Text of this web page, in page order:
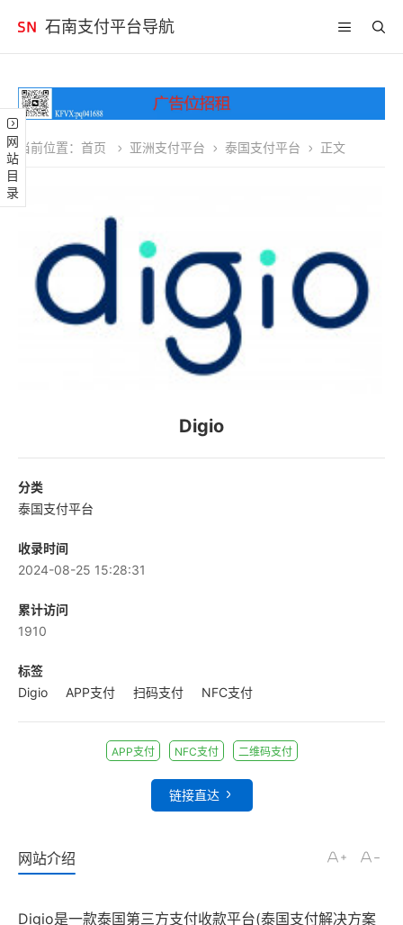
石南支付平台导航
网站目录 当前位置： 首页 亚洲支付平台 泰国支付平台 正文
Digio
分类
泰国支付平台
收录时间
2024-08-25 15:28:31
累计访问
1910
标签
Digio
APP支付 扫码支付 NFC支付
APP支付 NFC支付 二维码支付
链接直达
网站介绍
Digio是一款泰国第三方支付收款平台(泰国支付解决方案